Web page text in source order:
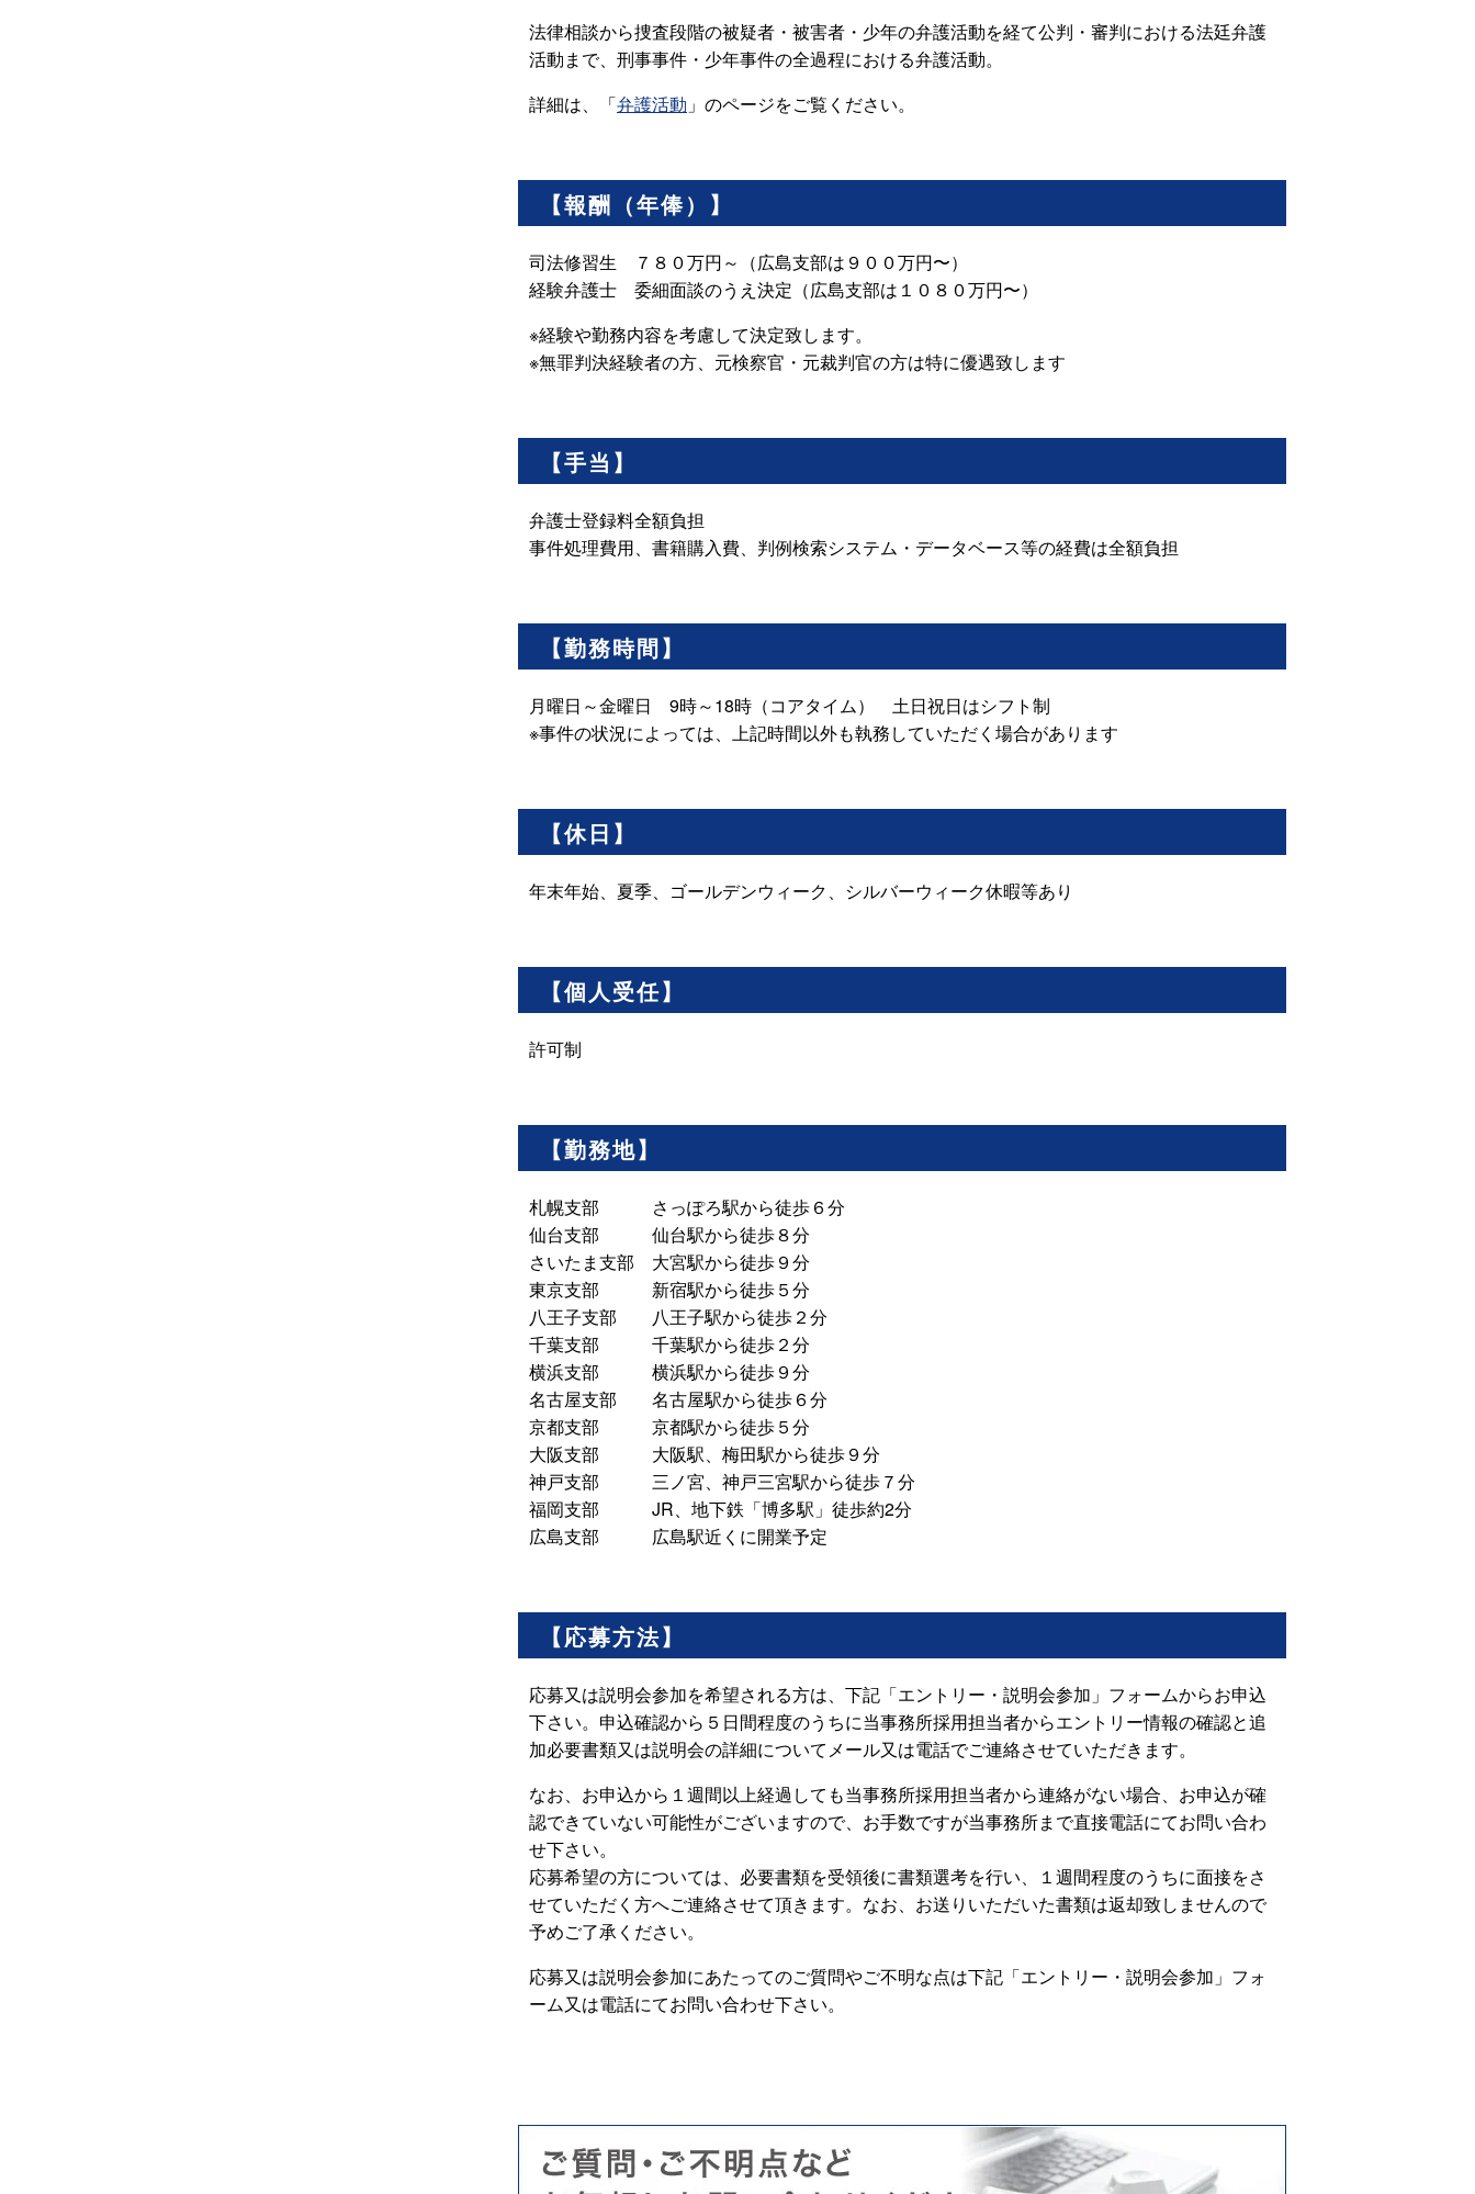
法律相談から捜査段階の被疑者・被害者・少年の弁護活動を経て公判・審判における法廷弁護
活動まで、刑事事件・少年事件の全過程における弁護活動。
詳細は、「弁護活動 」のページをご覧ください。
【報酬（年俸）】
司法修習生 ７８０万円～（広島支部は９００万円〜）
経験弁護士 委細面談のうえ決定（広島支部は１０８０万円〜）
※経験や勤務内容を考慮して決定致します。
※無罪判決経験者の方、元検察官・元裁判官の方は特に優遇致します
【手当】
弁護士登録料全額負担
事件処理費用、書籍購入費、判例検索システム・データベース等の経費は全額負担
【勤務時間】
月曜日～金曜日 9時～18時（コアタイム） 土日祝日はシフト制
※事件の状況によっては、上記時間以外も執務していただく場合があります
【休日】
年末年始、夏季、ゴールデンウィーク、シルバーウィーク休暇等あり
【個人受任】
許可制
【勤務地】
札幌支部 さっぽろ駅から徒歩６分
仙台支部 仙台駅から徒歩８分
さいたま支部 大宮駅から徒歩９分
東京支部 新宿駅から徒歩５分
八王子支部 八王子駅から徒歩２分
千葉支部 千葉駅から徒歩２分
横浜支部 横浜駅から徒歩９分
名古屋支部 名古屋駅から徒歩６分
京都支部 京都駅から徒歩５分
大阪支部 大阪駅、梅田駅から徒歩９分
神戸支部 三ノ宮、神戸三宮駅から徒歩７分
福岡支部 JR、地下鉄「博多駅」徒歩約2分
広島支部 広島駅近くに開業予定
【応募方法】
応募又は説明会参加を希望される方は、下記「エントリー・説明会参加」フォームからお申込
下さい。申込確認から５日間程度のうちに当事務所採用担当者からエントリー情報の確認と追
加必要書類又は説明会の詳細についてメール又は電話でご連絡させていただきます。
なお、お申込から１週間以上経過しても当事務所採用担当者から連絡がない場合、お申込が確
認できていない可能性がございますので、お手数ですが当事務所まで直接電話にてお問い合わ
せ下さい。
応募希望の方については、必要書類を受領後に書類選考を行い、１週間程度のうちに面接をさ
せていただく方へご連絡させて頂きます。なお、お送りいただいた書類は返却致しませんので
予めご了承ください。
応募又は説明会参加にあたってのご質問やご不明な点は下記「エントリー・説明会参加」フォ
ーム又は電話にてお問い合わせ下さい。